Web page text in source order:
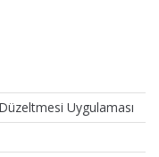
Uygulaması